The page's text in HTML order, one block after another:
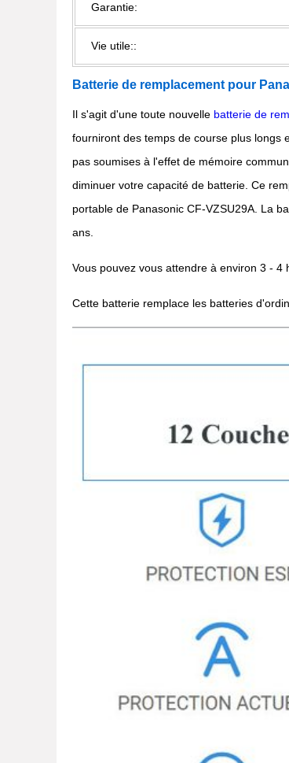
Garantie:
Vie utile::
Batterie de remplacement pour
Il s'agit d'une toute nouvelle batterie de
fourniront des temps de course plus longs
pas soumises à l'effet de mémoire
diminuer votre capacité de batterie. Ce
portable de Panasonic CF-VZSU29A. La
ans.
Vous pouvez vous attendre à environ 3 -
Cette batterie remplace les batteries